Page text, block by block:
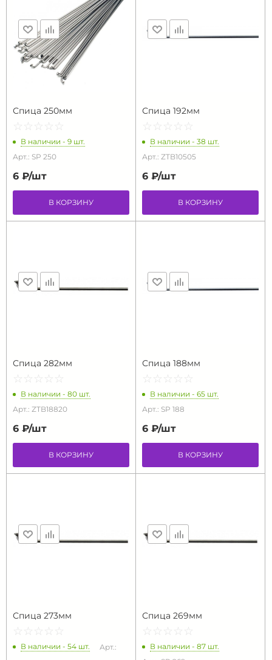
Спица 250мм
☆ ☆ ☆ ☆ ☆
★ ★ ★ ★ ★
В наличии - 9 шт.
Арт.: SP 250
6 ₽/шт
В КОРЗИНУ
Спица 192мм
☆ ☆ ☆ ☆ ☆
★ ★ ★ ★ ★
В наличии - 38 шт.
Арт.: ZTB10505
6 ₽/шт
В КОРЗИНУ
Спица 282мм
☆ ☆ ☆ ☆ ☆
★ ★ ★ ★ ★
В наличии - 80 шт.
Арт.: ZTB18820
6 ₽/шт
В КОРЗИНУ
Спица 188мм
☆ ☆ ☆ ☆ ☆
★ ★ ★ ★ ★
В наличии - 65 шт.
Арт.: SP 188
6 ₽/шт
В КОРЗИНУ
Спица 273мм
☆ ☆ ☆ ☆ ☆
★ ★ ★ ★ ★
В наличии - 54 шт. Арт.:
Спица 269мм
☆ ☆ ☆ ☆ ☆
★ ★ ★ ★ ★
В наличии - 87 шт.